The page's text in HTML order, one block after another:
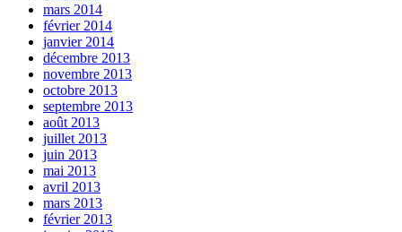
mars 2014
février 2014
janvier 2014
décembre 2013
novembre 2013
octobre 2013
septembre 2013
août 2013
juillet 2013
juin 2013
mai 2013
avril 2013
mars 2013
février 2013